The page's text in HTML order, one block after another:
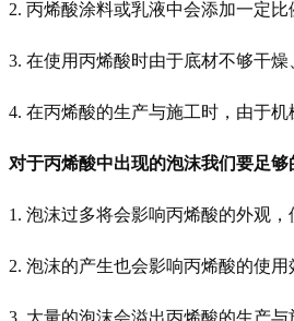
2. 丙烯酸涂料或乳液中会添加一定
3. 在使用丙烯酸时由于底材不够干
4. 在丙烯酸的生产与施工时，由于
对于丙烯酸中出现的泡沫我们要足
1. 泡沫过多将会影响丙烯酸的外观
2. 泡沫的产生也会影响丙烯酸的使
3. 大量的泡沫会溢出丙烯酸的生产